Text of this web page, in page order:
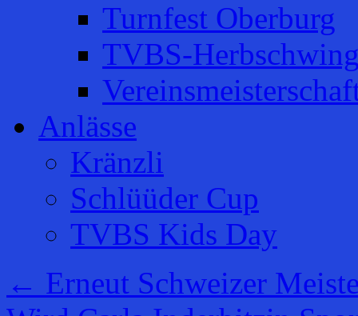
Turnfest Oberburg
TVBS-
Anlässe
Kränzli
Schlüüder Cup
TVBS Kids Day
← Erneut Schweizer